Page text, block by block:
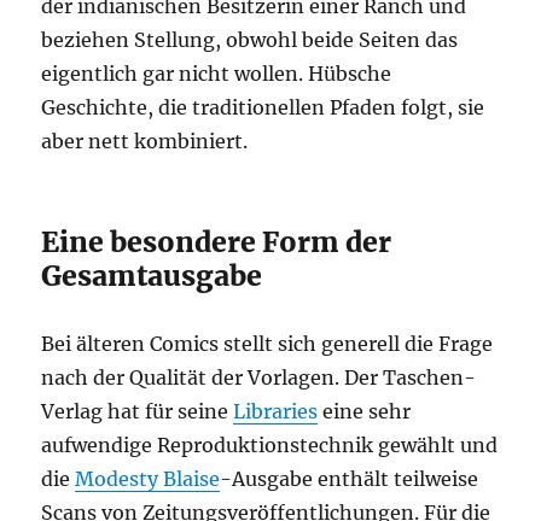
der indianischen Besitzerin einer Ranch und
beziehen Stellung, obwohl beide Seiten das
eigentlich gar nicht wollen. Hübsche
Geschichte, die traditionellen Pfaden folgt, sie
aber nett kombiniert.
Eine besondere Form der
Gesamtausgabe
Bei älteren Comics stellt sich generell die Frage
nach der Qualität der Vorlagen. Der Taschen-
Verlag hat für seineLibraries eine sehr
aufwendige Reproduktionstechnik gewählt und
dieModesty Blaise-Ausgabe enthält teilweise
Scans von Zeitungsveröffentlichungen. Für die